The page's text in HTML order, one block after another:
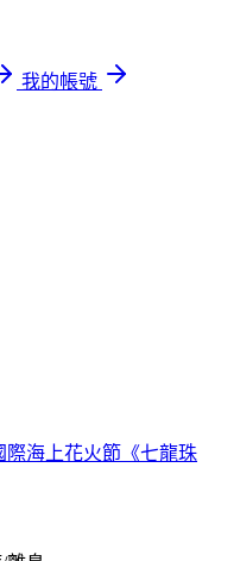
我的帳號
際海上花火節《七龍珠